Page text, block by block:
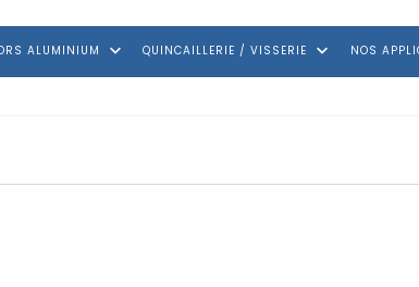
ALUMINIUM keyboard_arrow_down QUINCAILLERIE / VISSERIE keyboard_arrow_down NOS